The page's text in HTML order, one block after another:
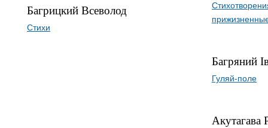
Багрицкий Всеволод
Стихи
Багряний
Гуляй-поле
Акутагава